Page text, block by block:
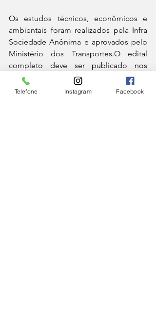
Os estudos técnicos, econômicos e
ambientais foram realizados pela Infra
Sociedade Anônima e aprovados pelo
Ministério dos Transportes.O edital
completo deve ser publicado nos
próximos dias.
Telefone Instagram Facebook